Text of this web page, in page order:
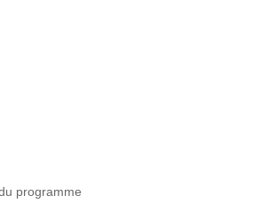
programme